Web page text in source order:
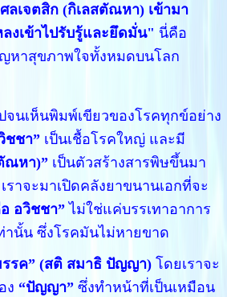
ลเจตสิก (กิเลสตัณหา) เข้ามา
งเข้าไปรับรู้และยึดมั่น" นี่คือ
หาสุขภาพใจทั้งหมดบนโลก
จนเห็นพิมพ์เขียวของโรคทุกข์อย่าง
ชชา”เป็นเชื้อโรคใหญ่ และมี
ณหา)”เป็นตัวสร้างสารพิษขึ้นมา
ราจะมาเปิดคลังยาขนานเอกที่จะ
อวิชชา”ไม่ใช่แค่บรรเทาอาการ
านั้น ซึ่งโรคมันไม่หายขาด
รค” (สติ สมาธิ ปัญญา)โดยเราจะ
ง “ปัญญา”ซึ่งทำหน้าที่เป็นเหมือน